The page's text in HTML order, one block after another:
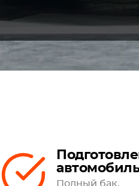
автомобиль
Полный бак,